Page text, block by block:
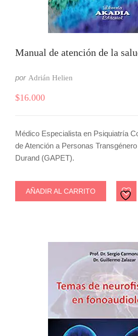
Manual de atención de la
por Adrián Helien
$16.000
Médico Especialista en Psiquiatría
de Atención a Personas
Durand (GAPET).
AÑADIR AL CARRITO